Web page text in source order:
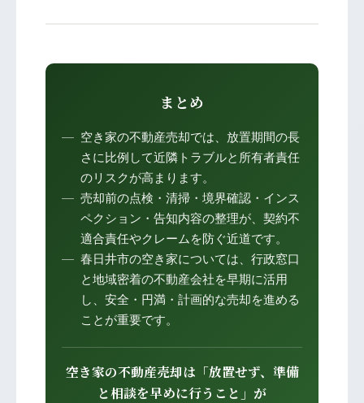
まとめ
空き家の不動産売却では、放置期間の長
さに比例して近隣トラブルと所有者責任
のリスクが高まります。
売却前の点検・清掃・境界確認・インス
ペクション・告知内容の整理が、契約不
適合責任やクレームを防ぐ近道です。
春日井市の空き家については、行政窓口
と地域密着の不動産会社を早期に活用
し、安全・円満・計画的な売却を進める
ことが重要です。
空き家の不動産売却は「放置せず、準備
と相談を早めに行うこと」が